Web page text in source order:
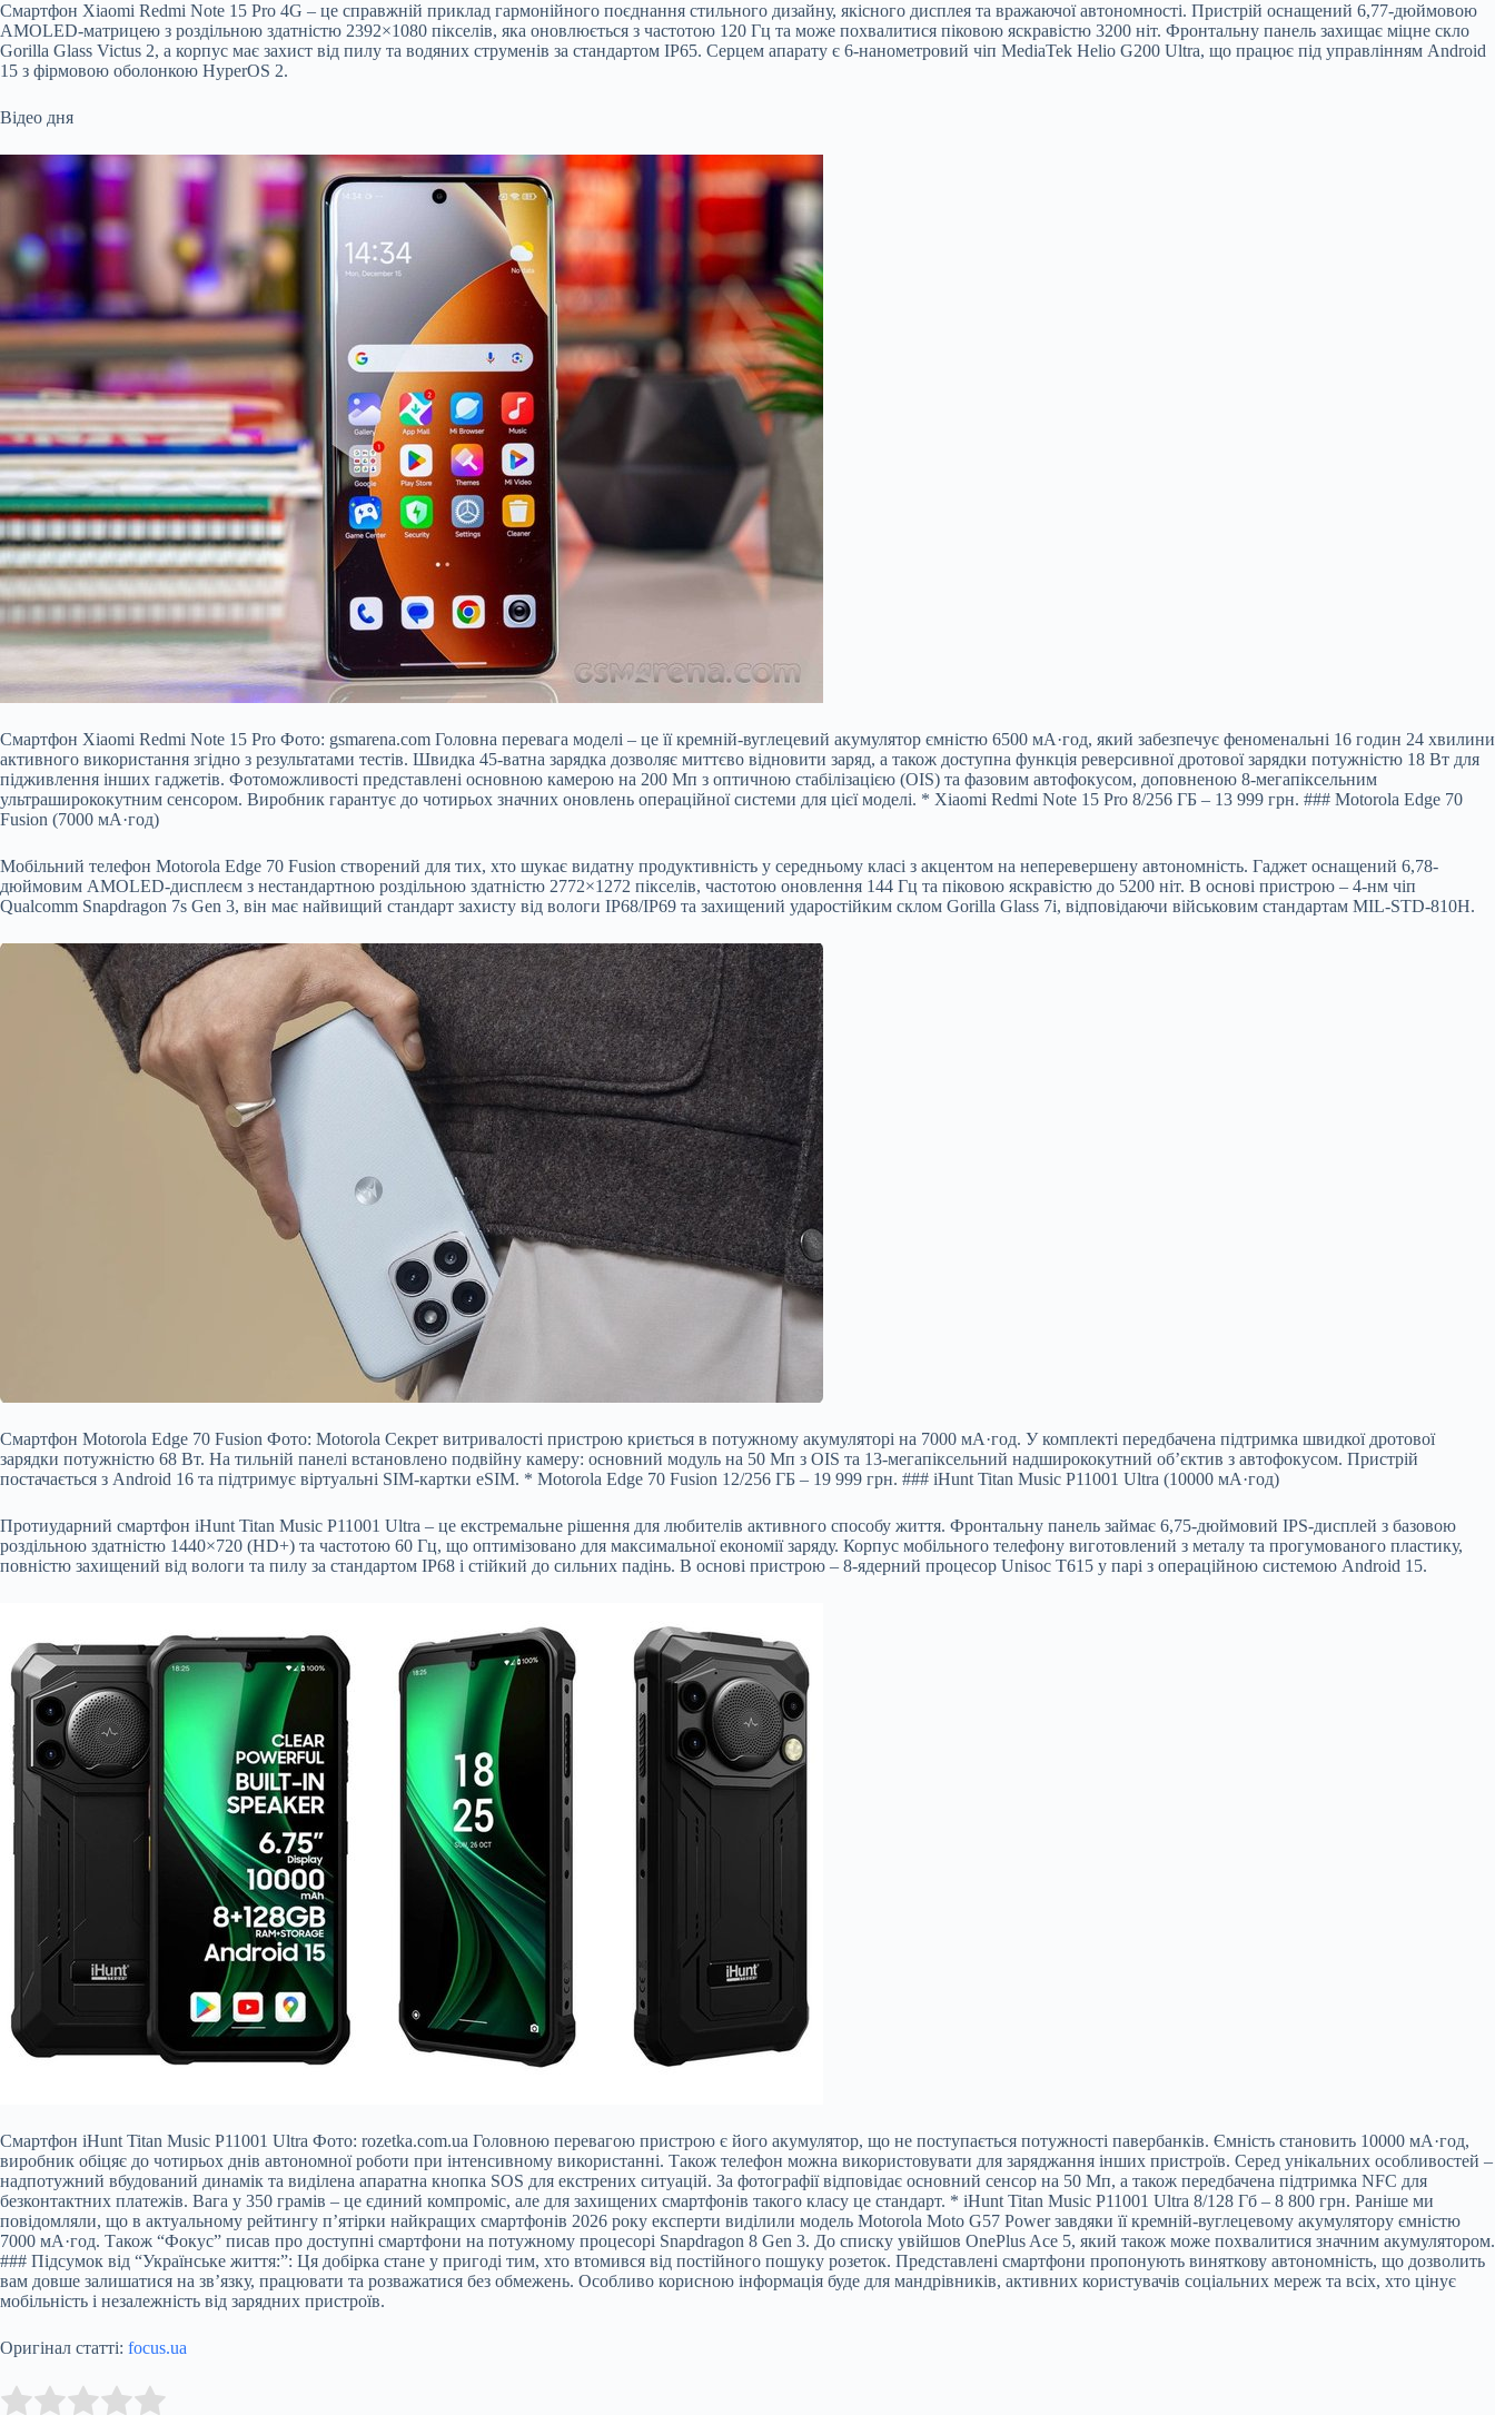
Смартфон Xiaomi Redmi Note 15 Pro 4G – це справжній приклад гармонійного поєднання стильного дизайну, якісного дисплея та вражаючої автономності. Пристрій оснащений 6,77-дюймовою
AMOLED-матрицею з роздільною здатністю 2392×1080 пікселів, яка оновлюється з частотою 120 Гц та може похвалитися піковою яскравістю 3200 ніт. Фронтальну панель захищає міцне скло
Gorilla Glass Victus 2, а корпус має захист від пилу та водяних струменів за стандартом IP65. Серцем апарату є 6-нанометровий чіп MediaTek Helio G200 Ultra, що працює під управлінням Android
15 з фірмовою оболонкою HyperOS 2.
Відео дня
Смартфон Xiaomi Redmi Note 15 Pro Фото: gsmarena.com Головна перевага моделі – це її кремній-вуглецевий акумулятор ємністю 6500 мА·год, який забезпечує феноменальні 16 годин 24 хвилини
активного використання згідно з результатами тестів. Швидка 45-ватна зарядка дозволяє миттєво відновити заряд, а також доступна функція реверсивної дротової зарядки потужністю 18 Вт для
підживлення інших гаджетів. Фотоможливості представлені основною камерою на 200 Мп з оптичною стабілізацією (OIS) та фазовим автофокусом, доповненою 8-мегапіксельним
ультраширококутним сенсором. Виробник гарантує до чотирьох значних оновлень операційної системи для цієї моделі. * Xiaomi Redmi Note 15 Pro 8/256 ГБ – 13 999 грн. ### Motorola Edge 70
Fusion (7000 мА·год)
Мобільний телефон Motorola Edge 70 Fusion створений для тих, хто шукає видатну продуктивність у середньому класі з акцентом на неперевершену автономність. Гаджет оснащений 6,78-
дюймовим AMOLED-дисплеєм з нестандартною роздільною здатністю 2772×1272 пікселів, частотою оновлення 144 Гц та піковою яскравістю до 5200 ніт. В основі пристрою – 4-нм чіп
Qualcomm Snapdragon 7s Gen 3, він має найвищий стандарт захисту від вологи IP68/IP69 та захищений ударостійким склом Gorilla Glass 7i, відповідаючи військовим стандартам MIL-STD-810H.
Смартфон Motorola Edge 70 Fusion Фото: Motorola Секрет витривалості пристрою криється в потужному акумуляторі на 7000 мА·год. У комплекті передбачена підтримка швидкої дротової
зарядки потужністю 68 Вт. На тильній панелі встановлено подвійну камеру: основний модуль на 50 Мп з OIS та 13-мегапіксельний надширококутний об’єктив з автофокусом. Пристрій
постачається з Android 16 та підтримує віртуальні SIM-картки eSIM. * Motorola Edge 70 Fusion 12/256 ГБ – 19 999 грн. ### iHunt Titan Music P11001 Ultra (10000 мА·год)
Протиударний смартфон iHunt Titan Music P11001 Ultra – це екстремальне рішення для любителів активного способу життя. Фронтальну панель займає 6,75-дюймовий IPS-дисплей з базовою
роздільною здатністю 1440×720 (HD+) та частотою 60 Гц, що оптимізовано для максимальної економії заряду. Корпус мобільного телефону виготовлений з металу та прогумованого пластику,
повністю захищений від вологи та пилу за стандартом IP68 і стійкий до сильних падінь. В основі пристрою – 8-ядерний процесор Unisoc T615 у парі з операційною системою Android 15.
Смартфон iHunt Titan Music P11001 Ultra Фото: rozetka.com.ua Головною перевагою пристрою є його акумулятор, що не поступається потужності павербанків. Ємність становить 10000 мА·год,
виробник обіцяє до чотирьох днів автономної роботи при інтенсивному використанні. Також телефон можна використовувати для заряджання інших пристроїв. Серед унікальних особливостей –
надпотужний вбудований динамік та виділена апаратна кнопка SOS для екстрених ситуацій. За фотографії відповідає основний сенсор на 50 Мп, а також передбачена підтримка NFC для
безконтактних платежів. Вага у 350 грамів – це єдиний компроміс, але для захищених смартфонів такого класу це стандарт. * iHunt Titan Music P11001 Ultra 8/128 Гб – 8 800 грн. Раніше ми
повідомляли, що в актуальному рейтингу п’ятірки найкращих смартфонів 2026 року експерти виділили модель Motorola Moto G57 Power завдяки її кремній-вуглецевому акумулятору ємністю
7000 мА·год. Також “Фокус” писав про доступні смартфони на потужному процесорі Snapdragon 8 Gen 3. До списку увійшов OnePlus Ace 5, який також може похвалитися значним акумулятором.
### Підсумок від “Українське життя:”: Ця добірка стане у пригоді тим, хто втомився від постійного пошуку розеток. Представлені смартфони пропонують виняткову автономність, що дозволить
вам довше залишатися на зв’язку, працювати та розважатися без обмежень. Особливо корисною інформація буде для мандрівників, активних користувачів соціальних мереж та всіх, хто цінує
мобільність і незалежність від зарядних пристроїв.
Оригінал статті: focus.ua
Rate this item: